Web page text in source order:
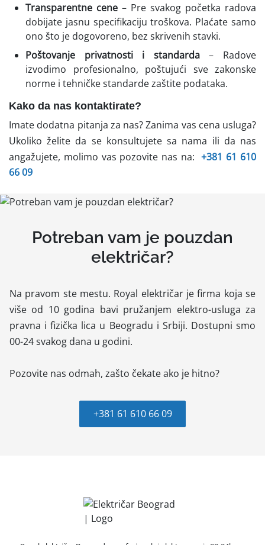
Transparentne cene – Pre svakog početka radova
dobijate jasnu specifikaciju troškova. Plaćate samo
ono što je dogovoreno, bez skrivenih stavki.
Poštovanje privatnosti i standarda– Radove
izvodimo profesionalno, poštujući sve zakonske
norme i tehničke standarde zaštite podataka.
Kako da nas kontaktirate?
Imate dodatna pitanja za nas? Zanima vas cena usluga?
Ukoliko želite da se konsultujete sa nama ili da nas
angažujete, molimo vas pozovite nas na: +381 61 610
66 09
Potreban vam je pouzdan
električar?
Na pravom ste mestu. Royal električar je firma koja se
više od 10 godina bavi pružanjem elektro-usluga za
pravna i fizička lica u Beogradu i Srbiji. Dostupni smo
00-24 svakog dana u godini.
Pozovite nas odmah, zašto čekate ako je hitno?
+381 61 610 66 09